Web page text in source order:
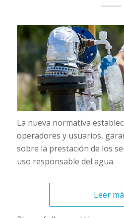
La nueva normativa
operadores y usuarios,
sobre la prestación de los
uso responsable del agua.
Leer